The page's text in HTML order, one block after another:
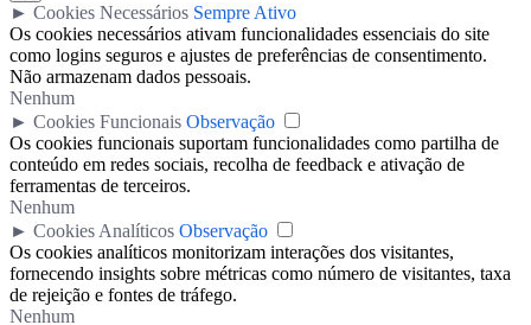
► Cookies Necessários Sempre Ativo
Os cookies necessários ativam funcionalidades essenciais do site
como logins seguros e ajustes de preferências de consentimento.
Não armazenam dados pessoais.
Nenhum
► Cookies Funcionais Observação
Os cookies funcionais suportam funcionalidades como partilha de
conteúdo em redes sociais, recolha de feedback e ativação de
ferramentas de terceiros.
Nenhum
► Cookies Analíticos Observação
Os cookies analíticos monitorizam interações dos visitantes,
fornecendo insights sobre métricas como número de visitantes, taxa
de rejeição e fontes de tráfego.
Nenhum